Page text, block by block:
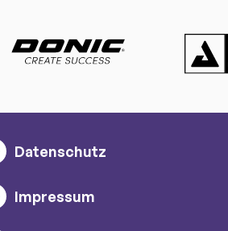
Datenschutz
Impressum